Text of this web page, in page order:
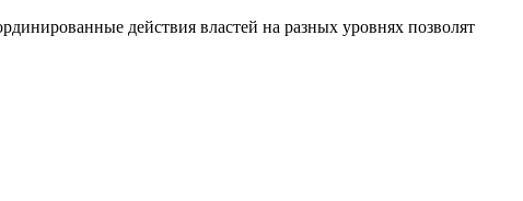
действия властей на разных уровнях позволят